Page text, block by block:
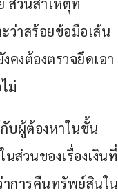
ว่าสร้อยข้อมือเส้น
งต้องตรวจยึดเอา
ม่
บผู้ต้องหาในชั้น
ส่วนของเรื่องเงินที่
าการคืนทรัพย์สินใน